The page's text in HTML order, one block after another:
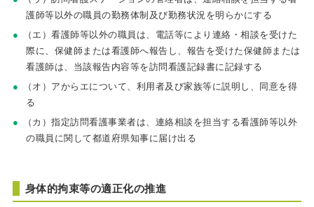
護師等以外の職員の勤務体制及び勤務状況を明らかにする
（エ）看護師等以外の職員は、電話等により連絡・相談を受けた
際に、保健師または看護師へ報告し、報告を受けた保健師または
看護師は、当該報告内容等を訪問看護記録書に記録する
（オ）アからエについて、利用者及び家族等に説明し、同意を得
る
（カ）指定訪問看護事業者は、連絡相談を担当する看護師等以外
の職員に関して都道府県知事に届け出る
身体的拘束等の適正化の推進